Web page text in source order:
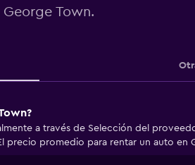
George Town.
a través de Selección del
promedio para rentar un auto en